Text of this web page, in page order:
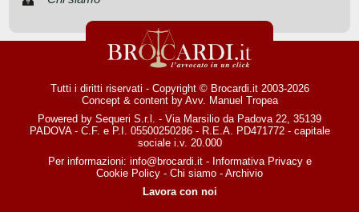
Tutti i diritti riservati - Copyright © Brocardi.it 2003-2026
Concept & content by Avv. Manuel Tropea
Powered by Sequeri S.r.l. - Via Marsilio da Padova 22, 35139
PADOVA - C.F. e P.I. 05500250286 - R.E.A. PD471772 - capitale
sociale i.v. 20.000
Per informazioni: info@brocardi.it- Informativa Privacye
Cookie Policy - Chi siamo - Archivio
Lavora con noi